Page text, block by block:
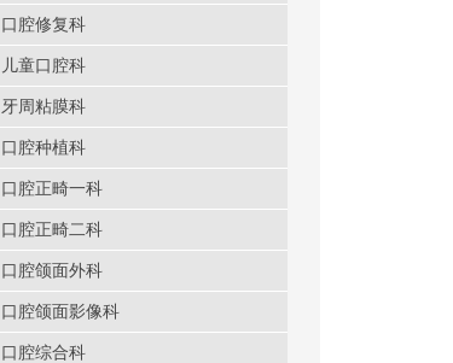
口腔修复科
儿童口腔科
牙周粘膜科
口腔种植科
口腔正畸一科
口腔正畸二科
口腔颌面外科
口腔颌面影像科
口腔综合科